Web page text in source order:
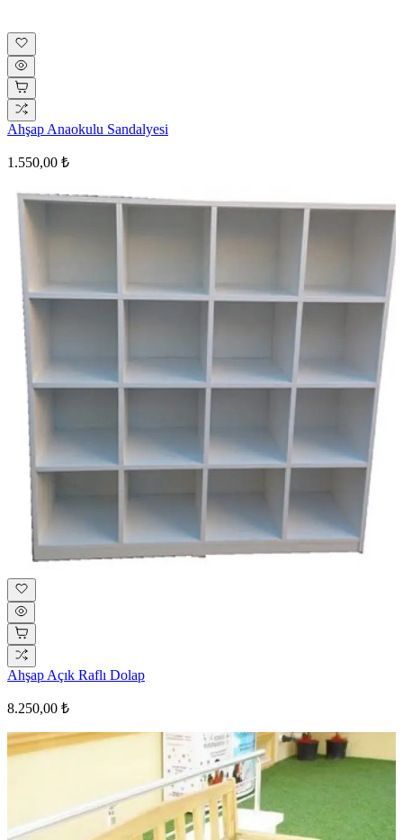
Ahşap Anaokulu Sandalyesi
1.550,00 ₺
Ahşap Açık Raflı Dolap
8.250,00 ₺